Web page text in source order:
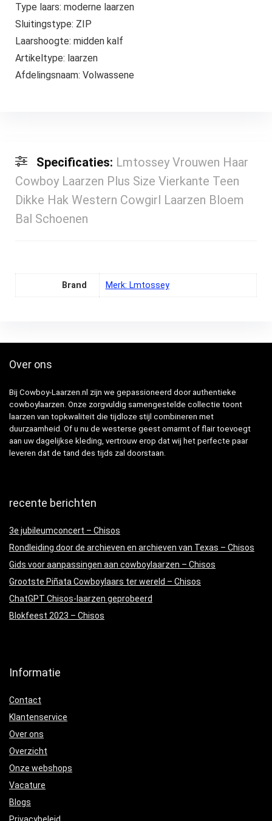
Type laars: moderne laarzen
Sluitingstype: ZIP
Laarshoogte: midden kalf
Artikeltype: laarzen
Afdelingsnaam: Volwassene
Specificaties: Lmtossey Vrouwen Haar
Cowboy Laarzen Plus Size Vierkante Teen
Dikke Hak Western Cowgirl Laarzen Bloem
Bal Schoenen
Brand Merk: Lmtossey
Over ons
Bij Cowboy-Laarzen.nl zijn we gepassioneerd door authentieke
cowboylaarzen. Onze zorgvuldig samengestelde collectie toont
laarzen van topkwaliteit die tijdloze stijl combineren met
duurzaamheid. Of u nu de westerse geest omarmt of flair toevoegt
aan uw dagelijkse kleding, vertrouw erop dat wij het perfecte paar
leveren dat de tand des tijds zal doorstaan.
recente berichten
3e jubileumconcert – Chisos
Rondleiding door de archieven en archieven van Texas – Chisos
Gids voor aanpassingen aan cowboylaarzen – Chisos
Grootste Piñata Cowboylaars ter wereld – Chisos
ChatGPT Chisos-laarzen geprobeerd
Blokfeest 2023 – Chisos
Informatie
Contact
Klantenservice
Over ons
Overzicht
Onze webshops
Vacature
Blogs